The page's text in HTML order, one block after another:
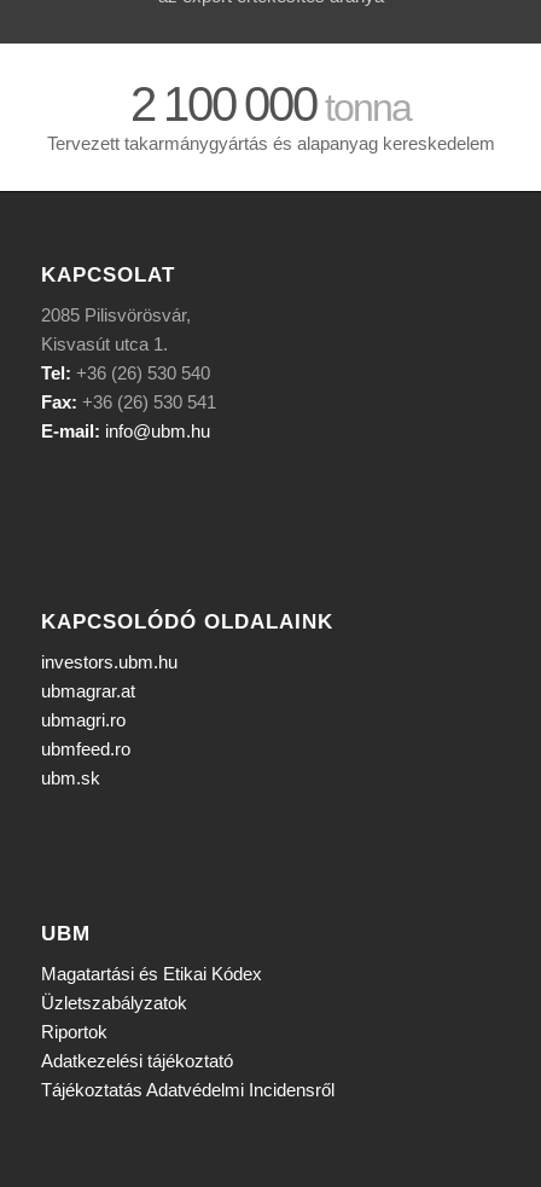
2 100000tonna
Tervezett takarmánygyártás és alapanyag kereskedelem
KAPCSOLAT
2085 Pilisvörösvár,
Kisvasút utca 1.
Tel: +36 (26) 530 540
Fax: +36 (26) 530 541
E-mail: info@ubm.hu
KAPCSOLÓDÓ OLDALAINK
investors.ubm.hu
ubmagrar.at
ubmagri.ro
ubmfeed.ro
ubm.sk
UBM
Magatartási és Etikai Kódex
Üzletszabályzatok
Riportok
Adatkezelési tájékoztató
Tájékoztatás Adatvédelmi Incidensről